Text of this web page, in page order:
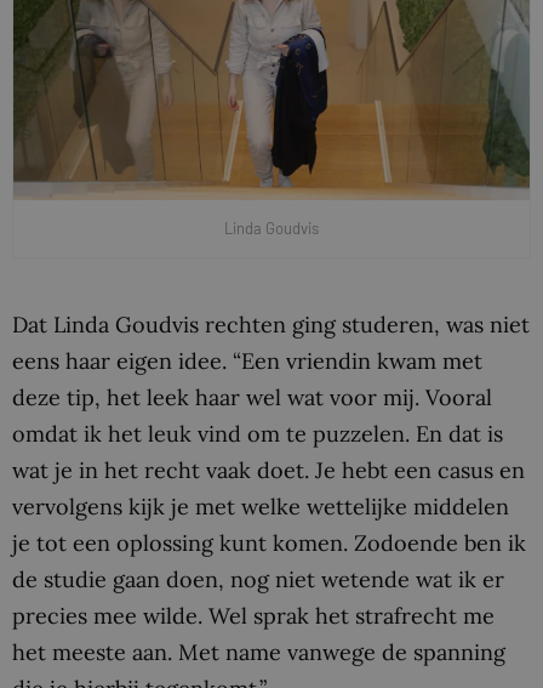
Linda Goudvis
Dat Linda Goudvis rechten ging studeren, was niet
eens haar eigen idee. “Een vriendin kwam met
deze tip, het leek haar wel wat voor mij. Vooral
omdat ik het leuk vind om te puzzelen. En dat is
wat je in het recht vaak doet. Je hebt een casus en
vervolgens kijk je met welke wettelijke middelen
je tot een oplossing kunt komen. Zodoende ben ik
de studie gaan doen, nog niet wetende wat ik er
precies mee wilde. Wel sprak het strafrecht me
het meeste aan. Met name vanwege de spanning